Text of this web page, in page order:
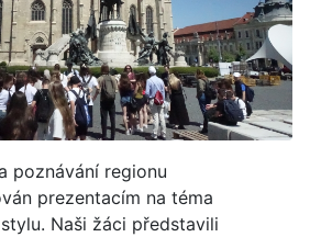
poznávání regionu
prezentacím na téma
Naši žáci představili